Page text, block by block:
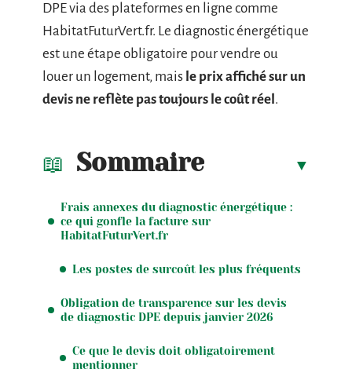
DPE via des plateformes en ligne comme
HabitatFuturVert.fr. Le diagnostic énergétique
est une étape obligatoire pour vendre ou
louer un logement, mais le prix affiché sur un
devis ne reflète pas toujours le coût réel.
Sommaire
Frais annexes du diagnostic énergétique :
ce qui gonfle la facture sur
HabitatFuturVert.fr
Les postes de surcoût les plus fréquents
Obligation de transparence sur les devis
de diagnostic DPE depuis janvier 2026
Ce que le devis doit obligatoirement
mentionner